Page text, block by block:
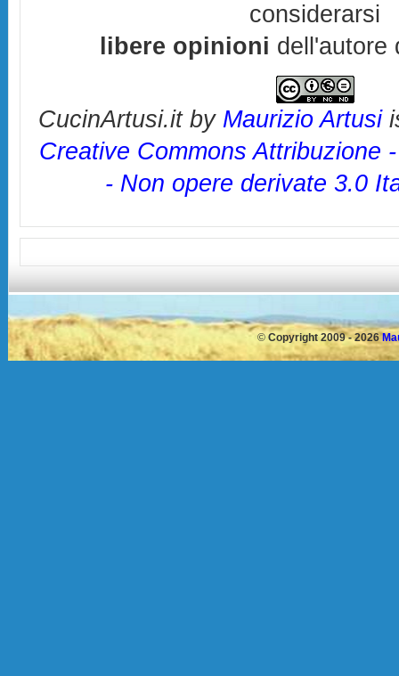
considerarsi
libere opinioni dell'autore
CucinArtusi.itby Maurizio Artusi
Creative Commons Attribuzione
- Non opere derivate 3.0
© Copyright 2009 - 2026